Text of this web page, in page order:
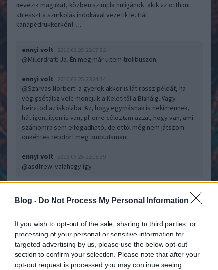
Blog - Do Not Process My Personal Information
If you wish to opt-out of the sale, sharing to third parties, or
processing of your personal or sensitive information for
targeted advertising by us, please use the below opt-out
section to confirm your selection. Please note that after your
opt-out request is processed you may continue seeing
nevezik magukat, közben szimpla huligánok, akik az otthoni
stresszt a szurkolás indokával vezetik le. Hát
kanapédrukkerként…..
ennyi volt 2016.06.25 22:17:32
@Millerdraft: Ja. Én meg már ültem trolibuszon.
ennyi volt 2016.06.25 22:24:34
@Szarvas Norbert: a gyerek akkor is lát rossz példát, ha
végigsétálsz vele mondjuk a Keletitől a Blaháig. Vagy
beíratod az iskolába. Az, hogy egymásnak is nekimennek,
hát igen, ilyen is van, pl. erre céloztam azzal, hogy van, ami
számomra sem elfogadható, de ettől még nem játszom
önkéntes rebdőrt meg ombudsmant.
ennyi volt 2016.06.25 22:15:39
@asdfrew: valahogy így.
Dinamó Műhely
Élt itt egy író, valami Tar, aki beleszúrta a tollát
a szívébe, és úgy írt, hogy onnan jött a tinta